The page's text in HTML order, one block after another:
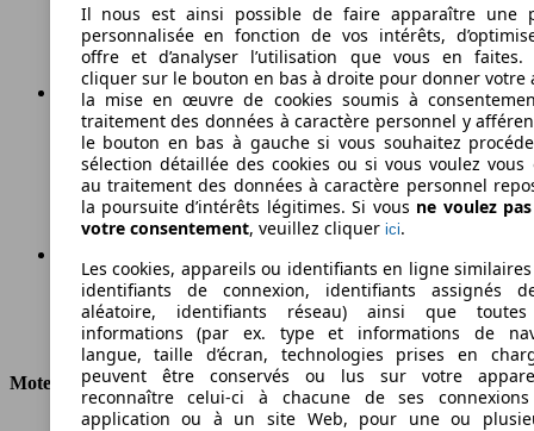
Carburant
217 g/km
Émissions de CO2 (combinées)*
Ø 9.0 l/100km
Consommation
Moteur et Puissance
Il nous est ainsi possible de faire apparaître une
personnalisée en fonction de vos intérêts,
offre et d’analyser l’utilisation que vous en faites.
cliquer sur le bouton en bas à droite pour donner votre
la mise en œuvre de cookies soumis à
traitement des données à caractère personnel y
le bouton en bas à gauche si vous souhaitez
sélection détaillée des cookies ou si vous voulez vous
au traitement des données à caractère personnel
la poursuite d’intérêts légitimes. Si vous ne voulez
votre consentement, veuillez cliquer ici.
Les cookies, appareils ou identifiants en ligne
identifiants de connexion, identifiants assignés
aléatoire, identifiants réseau) ainsi que
informations (par ex. type et informations de
langue, taille d’écran, technologies prises en
peuvent être conservés ou lus sur votre
reconnaître celui-ci à chacune de ses
application ou à un site Web, pour une ou